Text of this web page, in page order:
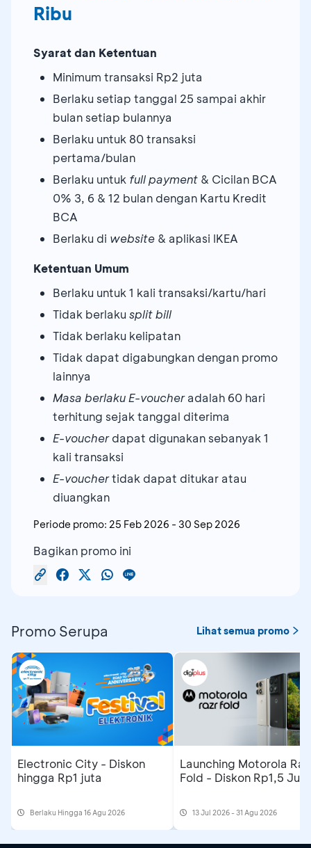
Ribu
Syarat dan Ketentuan
Minimum transaksi Rp2 juta
Berlaku setiap tanggal 25 sampai akhir
bulan setiap bulannya
Berlaku untuk 80 transaksi
pertama/bulan
Berlaku untuk full payment & Cicilan BCA
0% 3, 6 & 12 bulan dengan Kartu Kredit
BCA
Berlaku di website & aplikasi IKEA
Ketentuan Umum
Berlaku untuk 1 kali transaksi/kartu/hari
Tidak berlaku split bill
Tidak berlaku kelipatan
Tidak dapat digabungkan dengan promo
lainnya
Masa berlaku E-voucheradalah 60 hari
terhitung sejak tanggal diterima
E-voucherdapat digunakan sebanyak 1
kali transaksi
E-vouchertidak dapat ditukar atau
diuangkan
Periode promo: 25 Feb 2026 - 30 Sep 2026
Bagikan promo ini
Promo Serupa Lihat semua promo
Electronic City - Diskon
hingga Rp1 juta
Berlaku Hingga 16 Agu 2026
Launching Motorola
Fold - Diskon Rp1,5 Juta
13 Jul 2026 - 31 Agu 2026